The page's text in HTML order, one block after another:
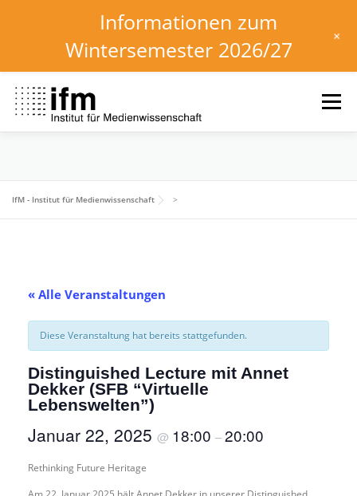
Inhalt
springen
Menü
IfM - Institut für Medienwissenschaft >
« Alle Veranstaltungen
Diese Veranstaltung hat bereits stattgefunden.
Distinguished Lecture mit Annet
Dekker (SFB “Virtuelle
Lebenswelten”)
Januar 22, 2025 @ 18:00 –20:00
Rethinking Future Heritage
Informationen zum
Wintersemester 2026/27
+